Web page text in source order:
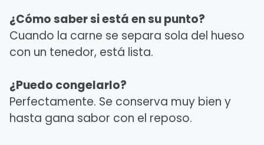
¿Cómo saber si está en su punto?
Cuando la carne se separa sola del hueso
con un tenedor, está lista.
¿Puedo congelarlo?
Perfectamente. Se conserva muy bien y
hasta gana sabor con el reposo.